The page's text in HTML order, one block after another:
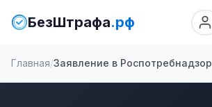
БезШтрафа.рф
Главная Заявление в Роспотребнадзор